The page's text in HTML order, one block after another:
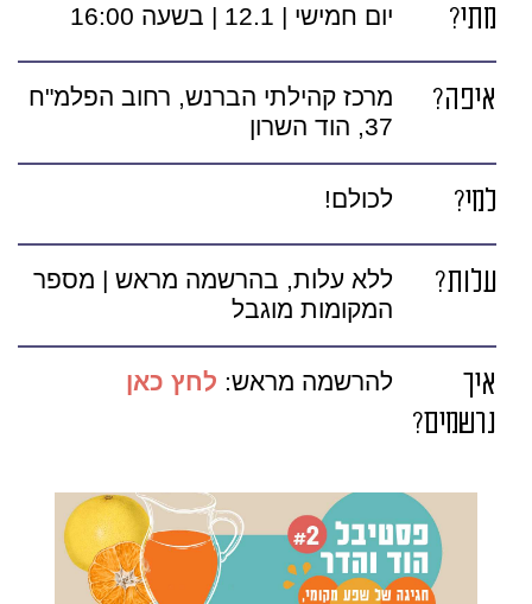
מתי? יום חמישי | 12.1 | בשעה 16:00
איפה?
מרכז קהילתי הברנש, רחוב הפלמ"ח
37, הוד השרון
למי? לכולם!
עלות?
ללא עלות, בהרשמה מראש | מספר
המקומות מוגבל
איך
נרשמים?
להרשמה מראש: לחץ כאן